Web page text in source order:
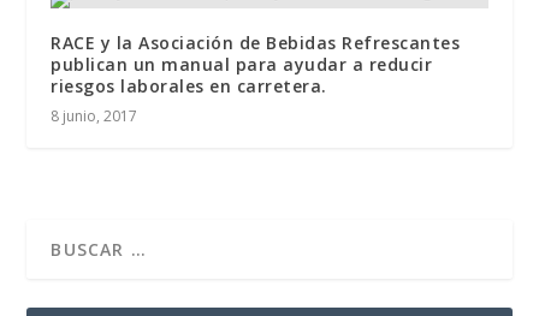
RACE y la Asociación de Bebidas Refrescantes
publican un manual para ayudar a reducir
riesgos laborales en carretera.
8 junio, 2017